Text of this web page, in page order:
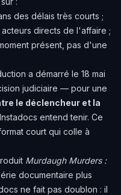
des délais très courts ;
directs de l'affaire ;
présent, pas d'une
a démarré le 18 mai
judiciaire — pour une
le déclencheur et la
entend tenir. Ce
court qui colle à
Murdaugh Murders :
documentaire plus
ne fait pas doublon : il